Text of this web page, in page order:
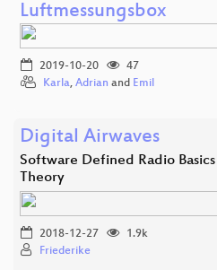
Luftmessungsbox
2019-10-20
47
Karla, Adrian and Emil
Digital Airwaves
Software Defined Radio
Theory
2018-12-27
1.9k
Friederike